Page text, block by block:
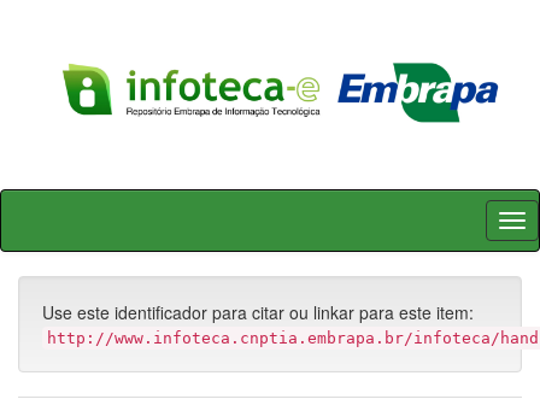
Skip
Use este identificador para citar ou linkar para este item:
http://www.infoteca.cnptia.embrapa.br/infoteca/